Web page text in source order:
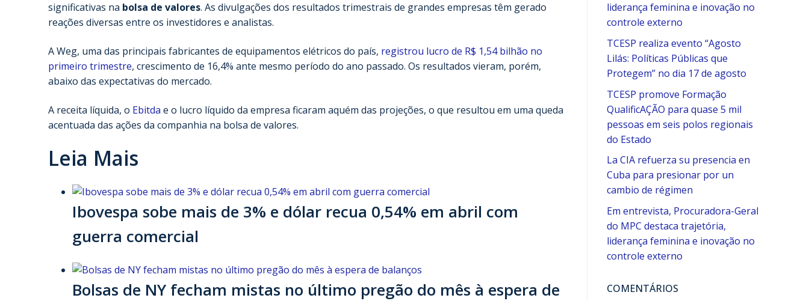
significativas na bolsa de valores. As divulgações dos resultados trimestrais de grandes empresas têm gerado
reações diversas entre os investidores e analistas.
A Weg, uma das principais fabricantes de equipamentos elétricos do país, registrou lucro de R$ 1,54 bilhão no
primeiro trimestre, crescimento de 16,4% ante mesmo período do ano passado. Os resultados vieram, porém,
abaixo das expectativas do mercado.
A receita líquida, o Ebitda e o lucro líquido da empresa ficaram aquém das projeções, o que resultou em uma queda
acentuada das ações da companhia na bolsa de valores.
Leia Mais
Ibovespa sobe mais de 3% e dólar recua 0,54% em abril com
guerra comercial
Bolsas de NY fecham mistas no último pregão do mês à espera de
liderança feminina e inovação no
controle externo
TCESP realiza evento “Agosto
Lilás: Políticas Públicas que
Protegem” no dia 17 de agosto
TCESP promove Formação
QualificAÇÃO para quase 5 mil
pessoas em seis polos regionais
do Estado
La CIA refuerza su presencia en
Cuba para presionar por un
cambio de régimen
Em entrevista, Procuradora-Geral
do MPC destaca trajetória,
liderança feminina e inovação no
controle externo
COMENTÁRIOS